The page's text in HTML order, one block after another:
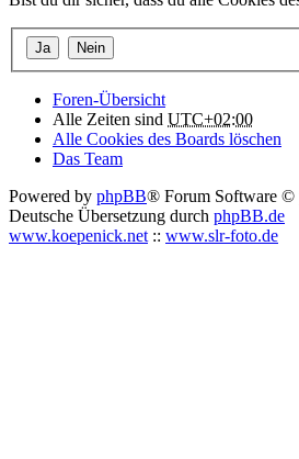
Foren-Übersicht
Alle Zeiten sind UTC+02:00
Alle Cookies des Boards löschen
Das Team
Powered by phpBB® Forum Software ©
Deutsche Übersetzung durch phpBB.de
www.koepenick.net :: www.slr-foto.de